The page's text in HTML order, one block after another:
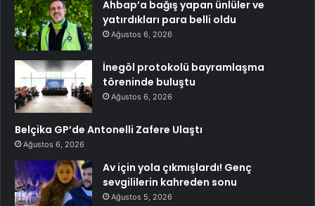
Ahbap’a bağış yapan ünlüler ve
yatırdıkları para belli oldu
Ağustos 6, 2026
İnegöl protokolü bayramlaşma
töreninde buluştu
Ağustos 6, 2026
Belçika GP’de Antonelli Zafere Ulaştı
Ağustos 6, 2026
Av için yola çıkmışlardı! Genç
sevgililerin kahreden sonu
Ağustos 5, 2026